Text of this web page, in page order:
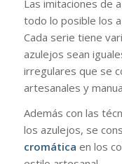
Las imitaciones de
todo lo posible los
Cada serie tiene
azulejos sean
irregulares que se
artesanales y
Además con las
los azulejos, se
cromática en los